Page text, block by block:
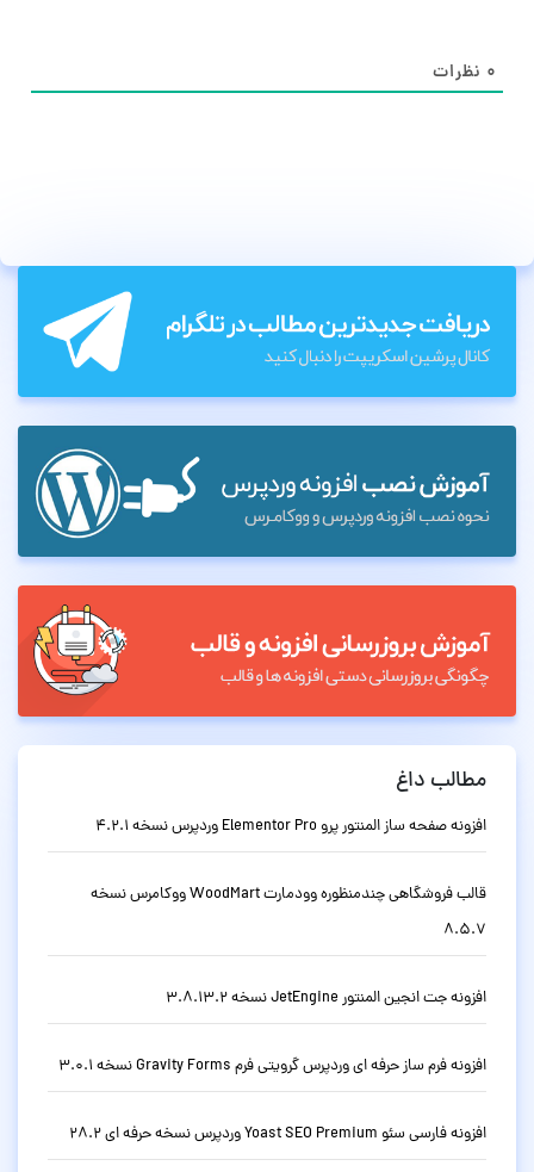
۰ نظرات
مطالب داغ
افزونه صفحه ساز المنتور پرو Elementor Pro وردپرس نسخه 4.2.1
قالب فروشگاهی چندمنظوره وودمارت WoodMart ووکامرس نسخه
8.5.7
افزونه جت انجین المنتور JetEngine نسخه 3.8.13.2
افزونه فرم ساز حرفه ای وردپرس گرویتی فرم Gravity Forms نسخه 3.0.1
افزونه فارسی سئو Yoast SEO Premium وردپرس نسخه حرفه ای 28.2